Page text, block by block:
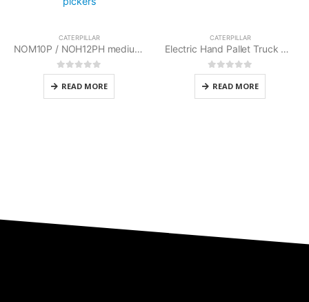
CATERPILLAR
NOM10P / NOH12PH medium / high-level order pickers
0out of 5
READ MORE
CATERPILLAR
Electric Hand Pallet Truck NPPL12-15
0out of 5
READ MORE